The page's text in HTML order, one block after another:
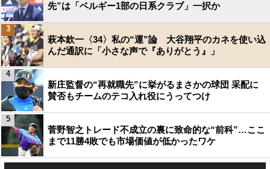
先”は「ベルギー1部の日系クラブ」一択か
萩本欽一〈34〉私の“運”論 大谷翔平のカネを使い込
んだ通訳に「小さな声で『ありがとう』」
3
新庄監督の“再就職先”に挙がるまさかの球団 采配に
賛否もチームのテコ入れ役にうってつけ
4
菅野智之トレード不成立の裏に致命的な“前科”…ここ
まで11勝4敗でも市場価値が低かったワケ
5